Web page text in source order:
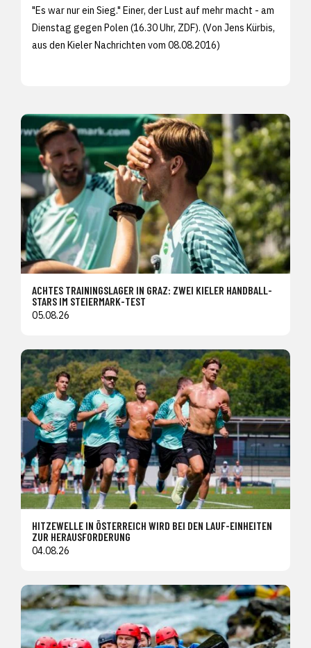
"Es war nur ein Sieg." Einer, der Lust auf mehr macht - am
Dienstag gegen Polen (16.30 Uhr, ZDF). (Von Jens Kürbis,
aus den Kieler Nachrichten vom 08.08.2016)
ACHTES TRAININGSLAGER IN GRAZ: ZWEI KIELER HANDBALL-
STARS IM STEIERMARK-TEST
05.08.26
HITZEWELLE IN ÖSTERREICH WIRD BEI DEN LAUF-EINHEITEN
ZUR HERAUSFORDERUNG
04.08.26